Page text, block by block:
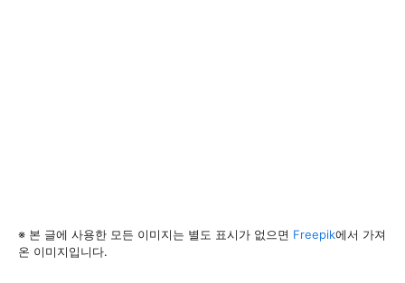
※ 본 글에 사용한 모든 이미지는 별도 표시가 없으면 Freepik에서 가져
온 이미지입니다.